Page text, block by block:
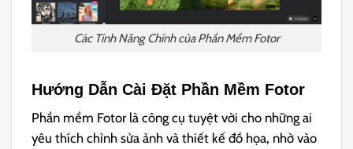
Các Tính Năng Chính của Phần Mềm Fotor
Hướng Dẫn Cài Đặt Phần Mềm Fotor
Phần mềm Fotor là công cụ tuyệt vời cho những ai
yêu thích chỉnh sửa ảnh và thiết kế đồ họa, nhờ vào